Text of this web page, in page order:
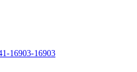
16903-16903